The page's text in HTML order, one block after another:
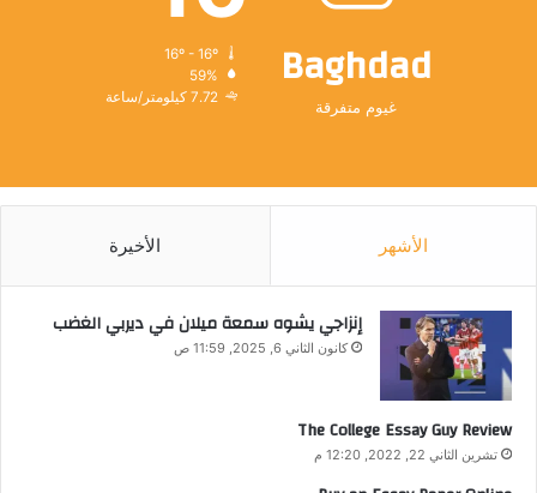
Baghdad
غيوم متفرقة
59%
7.72 كيلومتر/ساعة
الأشهر الأخيرة
إنزاجي يشوه سمعة ميلان في ديربي الغضب
كانون الثاني 6, 2025, 11:59 ص
The College Essay Guy Review
تشرين الثاني 22, 2022, 12:20 م